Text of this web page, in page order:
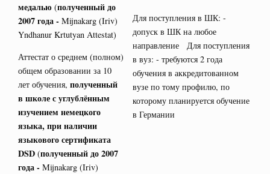
медалью (полученный до
2007 года - Mijnakarg (Iriv)
Yndhanur Krtutyan Attestat)
Для поступления в ШК: -
допуск в ШК на любое
направление Для поступления
в вуз: - требуются 2 года
обучения в аккредитованном
вузе по тому профилю, по
которому планируется обучение
в Германии
Аттестат о среднем (полном)
общем образовании за 10
лет обучения, полученный
в школе с углублённым
изучением немецкого
языка, при наличии
языкового сертификата
DSD(полученный до 2007
года - Mijnakarg (Iriv)